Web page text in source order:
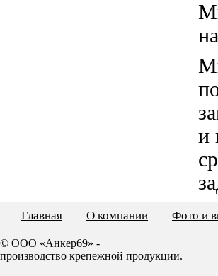
и
Главная О компании Фото и
© ООО «Анкер69» -
производство крепежной продукции.